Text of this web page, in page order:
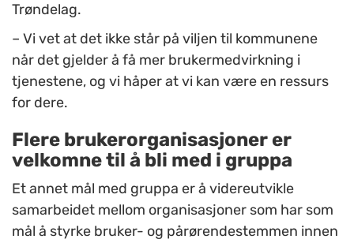
Trøndelag.
– Vi vet at det ikke står på viljen til kommunene
når det gjelder å få mer brukermedvirkning i
tjenestene, og vi håper at vi kan være en ressurs
for dere.
Flere brukerorganisasjoner er
velkomne til å bli med i gruppa
Et annet mål med gruppa er å videreutvikle
samarbeidet mellom organisasjoner som har som
mål å styrke bruker- og pårørendestemmen innen